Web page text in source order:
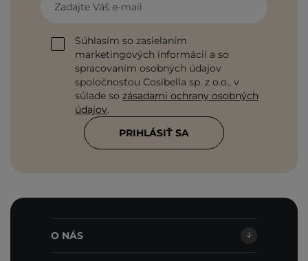
Zadajte Váš e-mail
Súhlasím so zasielaním
marketingových informácií a so
spracovaním osobných údajov
spoločnosťou Cosibella sp. z o.o., v
súlade so zásadami ochrany osobných
údajov.
PRIHLÁSIŤ SA
O NÁS